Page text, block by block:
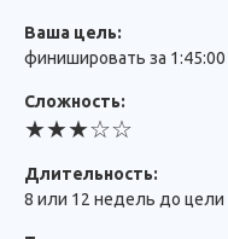
Ваша цель:
финишировать за 1:45:00
Сложность:
★★★☆☆
Длительность:
8 или 12 недель до цели